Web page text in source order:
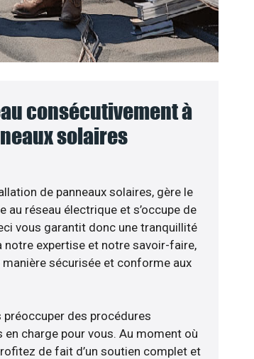
consécutivement à
solaires
de panneaux solaires, gère le
réseau électrique et s’occupe de
vous garantit donc une tranquillité
notre expertise et notre savoir-faire,
sécurisée et conforme aux
préoccuper des procédures
charge pour vous. Au moment où
de fait d’un soutien complet et